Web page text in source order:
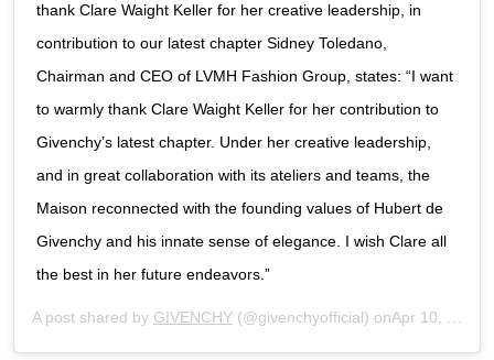
thank Clare Waight Keller for her creative leadership, in
contribution to our latest chapter Sidney Toledano,
Chairman and CEO of LVMH Fashion Group, states: “I want
to warmly thank Clare Waight Keller for her contribution to
Givenchy’s latest chapter. Under her creative leadership,
and in great collaboration with its ateliers and teams, the
Maison reconnected with the founding values of Hubert de
Givenchy and his innate sense of elegance. I wish Clare all
the best in her future endeavors.”
A post shared by GIVENCHY (@givenchyofficial) onApr 10, 2020 at 7:06am PDT